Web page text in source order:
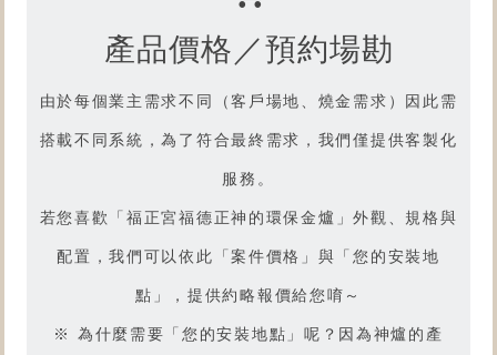
想了解
產品燒金實況嗎？
請前往【型號R3.7】產品影片
產品價格／預約場勘
由於每個業主需求不同（客戶場地、燒金需求）因此需
搭載不同系統，為了符合最終需求，我們僅提供客製化
服務。
若您喜歡「福正宮福德正神的環保金爐 」外觀、規格與
配置，我們可以依此「案件價格」與「您的安裝地
點」，提供約略報價給您唷～
※ 為什麼需要「您的安裝地點」呢？因為神爐的產